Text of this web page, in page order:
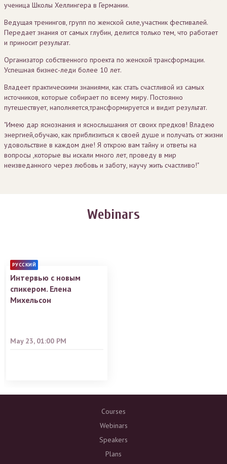
ученица Школы Хеллингера в Германии.
Ведущая тренингов, групп по женской силе,участник фестивалей.
Передает знания от самых глубин, делится только тем, что работает
и приносит результат.
Организатор собственного проекта по женской трансформации.
Успешная бизнес-леди более 10 лет.
Владеет практическими знаниями, как стать счастливой из самых
источников, которые собирает по всему миру. Постоянно
путешествует, наполняется,трансформируется и видит результат.
"Имею дар яснознания и яснослышания от своих предков! Владею
энергией,обучаю, как приблизиться к своей душе и получать от жизни
удовольствие в каждом дне! Я открою вам тайну и ответы на
вопросы ,которые вы искали много лет, проведу в мир
неизведанного через любовь и заботу, научу жить счастливо!"
Webinars
РУССКИЙ
Интервью с новым
спикером. Елена
Михельсон
May 23, 01:00 PM
Courses
Webinars
Speakers
Plans